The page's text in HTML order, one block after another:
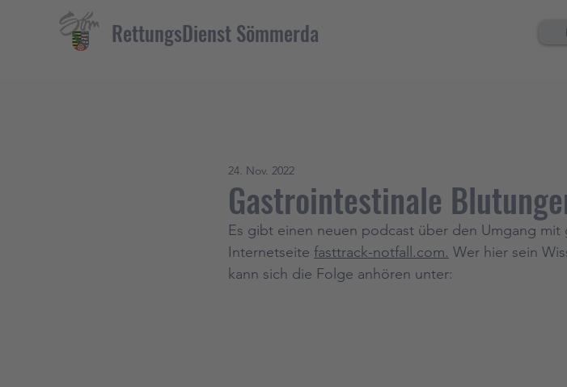
RettungsDienst Sömmerda
Gastrointestinale
24. Nov. 2022
Es gibt einen neuen podcast über den Umgang
Internetseite fasttrack-notfall.com. Wer hier sein
kann sich die Folge anhören unter: